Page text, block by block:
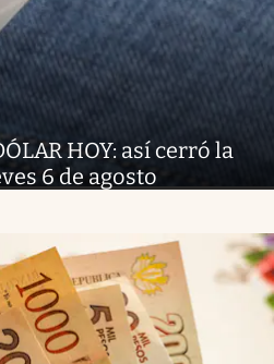
HOY: así cerró la
6 de agosto